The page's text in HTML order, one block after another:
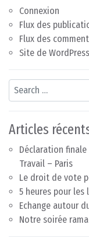
Connexion
Flux des
Flux des
Site de
Search
Articles
Déclaration finale
Travail – Paris
Le droit de vote
5 heures pour
Echange autour
Notre soirée